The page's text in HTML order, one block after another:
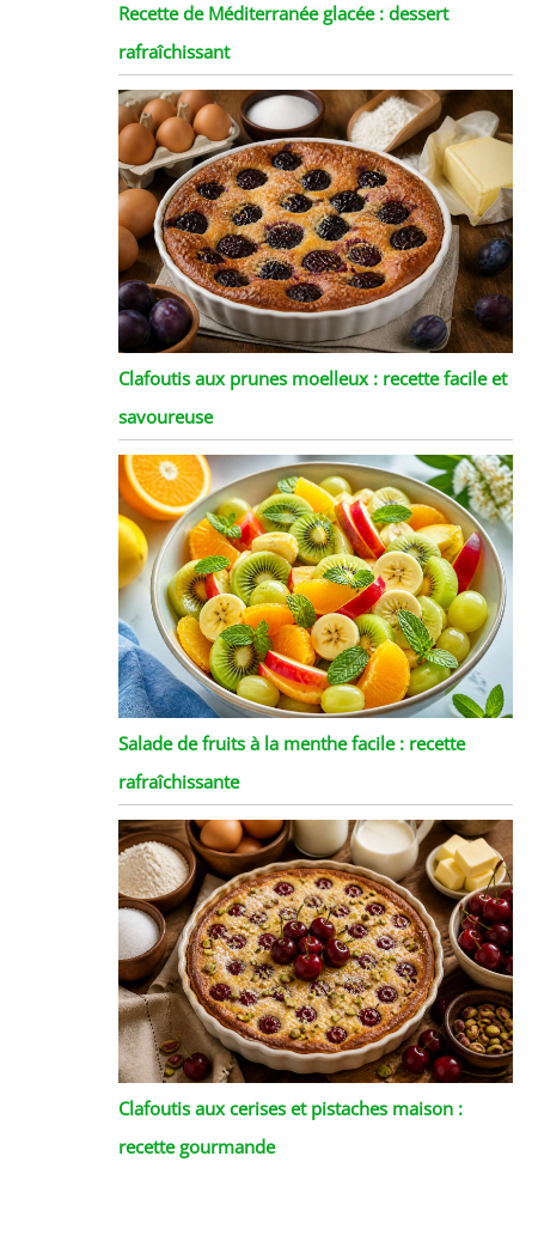
Recette de Méditerranée glacée : dessert
rafraîchissant
Clafoutis aux prunes moelleux : recette facile et
savoureuse
Salade de fruits à la menthe facile : recette
rafraîchissante
Clafoutis aux cerises et pistaches maison :
recette gourmande